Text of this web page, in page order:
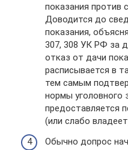
показания против
Доводится до
показания,
307, 308 УК РФ за
отказ от дачи
расписывается в
тем самым
нормы уголовного
предоставляется
(или слабо
Обычно допрос